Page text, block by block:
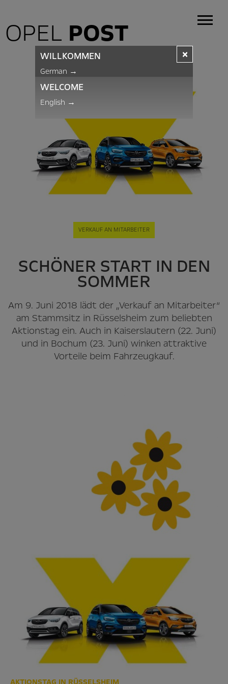
OPEL POST
VERKAUF AN MITARBEITER
SCHÖNER START IN DEN
SOMMER
Am 9. Juni 2018 lädt der „Verkauf an Mitarbeiter“
am Stammsitz in Rüsselsheim zum beliebten
Aktionstag ein. Auch in Kaiserslautern (22. Juni)
und in Bochum (23. Juni) winken attraktive
Vorteile beim Fahrzeugkauf.
AKTIONSTAG IN RÜSSELSHEIM
×
WILLKOMMEN
German →
WELCOME
English →